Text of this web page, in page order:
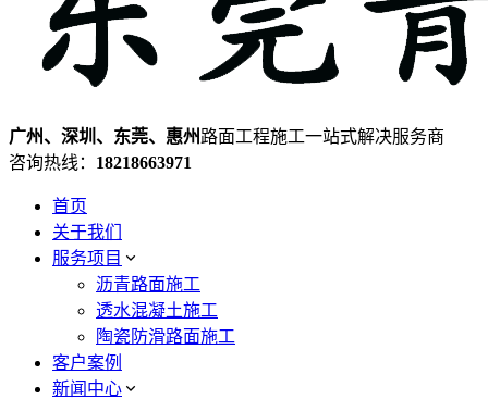
广州、深圳、东莞、惠州路面工程施工一站式解决服务商
咨询热线： 18218663971
首页
关于我们
服务项目
沥青路面施工
透水混凝土施工
陶瓷防滑路面施工
客户案例
新闻中心